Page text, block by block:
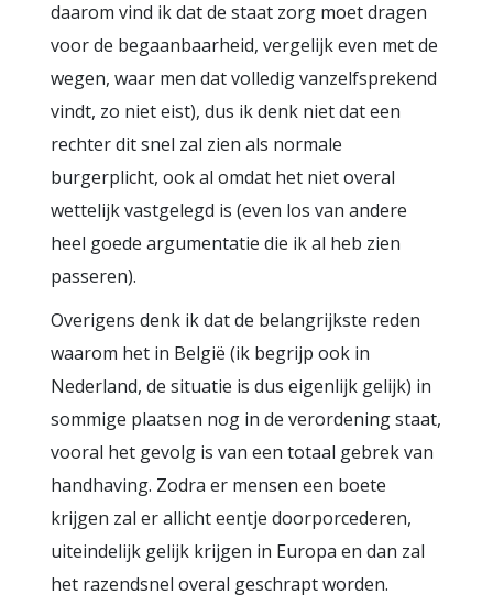
daarom vind ik dat de staat zorg moet dragen
voor de begaanbaarheid, vergelijk even met de
wegen, waar men dat volledig vanzelfsprekend
vindt, zo niet eist), dus ik denk niet dat een
rechter dit snel zal zien als normale
burgerplicht, ook al omdat het niet overal
wettelijk vastgelegd is (even los van andere
heel goede argumentatie die ik al heb zien
passeren).
Overigens denk ik dat de belangrijkste reden
waarom het in België (ik begrijp ook in
Nederland, de situatie is dus eigenlijk gelijk) in
sommige plaatsen nog in de verordening staat,
vooral het gevolg is van een totaal gebrek van
handhaving. Zodra er mensen een boete
krijgen zal er allicht eentje doorporcederen,
uiteindelijk gelijk krijgen in Europa en dan zal
het razendsnel overal geschrapt worden.